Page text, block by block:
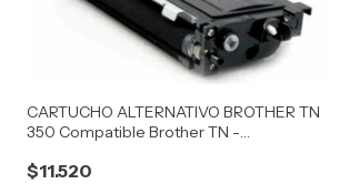
CARTUCHO ALTERNATIVO BROTHER TN
350 Compatible Brother TN -
$11.520